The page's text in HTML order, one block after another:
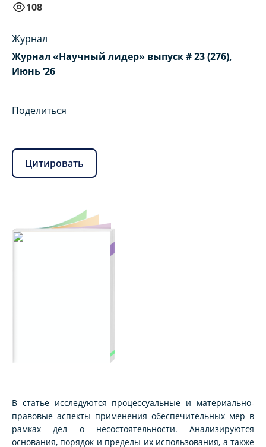
108
Журнал
Журнал «Научный лидер» выпуск # 23 (276),
Июнь ‘26
Поделиться
Цитировать
В статье исследуются процессуальные и материально-
правовые аспекты применения обеспечительных мер в
рамках дел о несостоятельности. Анализируются
основания, порядок и пределы их использования, а также